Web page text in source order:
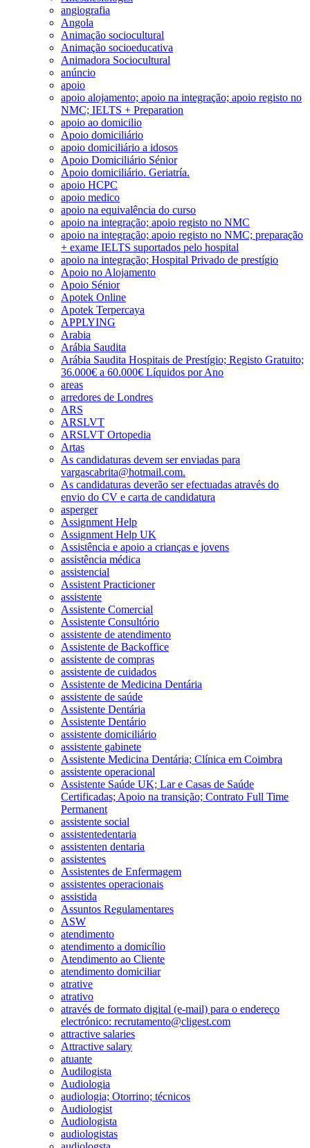
angiografia
Angola
Animação sociocultural
Animação socioeducativa
Animadora Sociocultural
anúncio
apoio
apoio alojamento; apoio na integração; apoio registo no
NMC; IELTS + Preparation
apoio ao domicilio
Apoio domiciliário
apoio domiciliário a idosos
Apoio Domiciliário Sénior
Apoio domiciliário. Geriatría.
apoio HCPC
apoio medico
apoio na equivalência do curso
apoio na integração; apoio registo no NMC
apoio na integração; apoio registo no NMC; preparação
+ exame IELTS suportados pelo hospital
apoio na integração; Hospital Privado de prestígio
Apoio no Alojamento
Apoio Sénior
Apotek Online
Apotek Terpercaya
APPLYING
Arabia
Arábia Saudita
Arábia Saudita Hospitais de Prestígio; Registo Gratuito;
36.000€ a 60.000€ Líquidos por Ano
areas
arredores de Londres
ARS
ARSLVT
ARSLVT Ortopedia
Artas
As candidaturas devem ser enviadas para
vargascabrita@hotmail.com.
As candidaturas deverão ser efectuadas através do
envio do CV e carta de candidatura
asperger
Assignment Help
Assignment Help UK
Assistência e apoio a crianças e jovens
assistência médica
assistencial
Assistent Practicioner
assistente
Assistente Comercial
Assistente Consultório
assistente de atendimento
Assistente de Backoffice
assistente de compras
assistente de cuidados
Assistente de Medicina Dentária
assistente de saúde
Assistente Dentária
Assistente Dentário
assistente domiciliário
assistente gabinete
Assistente Medicina Dentária; Clínica em Coimbra
assistente operacional
Assistente Saúde UK; Lar e Casas de Saúde
Certificadas; Apoio na transição; Contrato Full Time
Permanent
assistente social
assistentedentaria
assistenten dentaria
assistentes
Assistentes de Enfermagem
assistentes operacionais
assistida
Assuntos Regulamentares
ASW
atendimento
atendimento a domicílio
Atendimento ao Cliente
atendimento domiciliar
atrative
atrativo
através de formato digital (e-mail) para o endereço
electrónico: recrutamento@cligest.com
attractive salaries
Attractive salary
atuante
Audilogista
Audiologia
audiologia; Otorrino; técnicos
Audiologist
Audiologista
audiologistas